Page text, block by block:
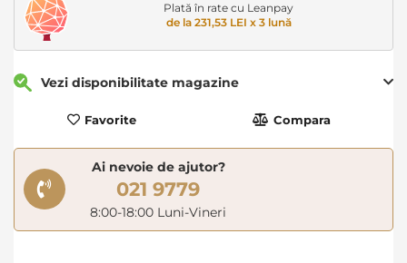
Plată în rate cu Leanpay
de la 231,53 LEI x 3 lună
Vezi disponibilitate magazine
Favorite Compara
Ai nevoie de ajutor?
021 9779
8:00-18:00 Luni-Vineri